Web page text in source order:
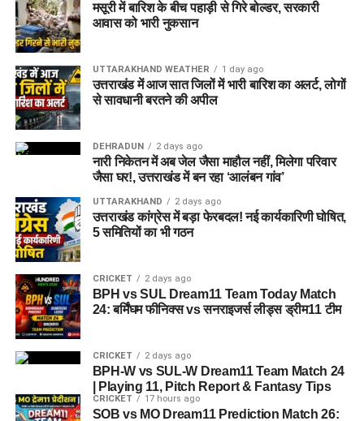
मसूरी में बारिश के बीच पहाड़ी से गिरे बोल्डर, सरकारी
आवास को भारी नुकसान
UTTARAKHAND WEATHER 1 day ago
उत्तराखंड में आज सात जिलों में भारी बारिश का अलर्ट, लोगों
से सावधानी बरतने की अपील
DEHRADUN 2 days ago
नारी निकेतन में अब जेल जैसा माहौल नहीं, मिलेगा परिवार
जैसा घर!, उत्तराखंड में बन रहा ‘आलंबन गांव’
UTTARAKHAND 2 days ago
उत्तराखंड कांग्रेस में बड़ा फेरबदल! नई कार्यकारिणी घोषित,
5 समितियों का भी गठन
CRICKET 2 days ago
BPH vs SUL Dream11 Team Today Match
24: बर्मिंघम फीनिक्स vs सनराइजर्स लीड्स ड्रीम11 टीम
CRICKET 2 days ago
BPH-W vs SUL-W Dream11 Team Match 24
| Playing 11, Pitch Report & Fantasy Tips
CRICKET 17 hours ago
SOB vs MO Dream11 Prediction Match 26: